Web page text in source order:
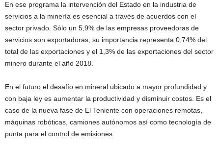
En ese programa la intervención del Estado en la industria de
servicios a la minería es esencial a través de acuerdos con el
sector privado. Sólo un 5,9% de las empresas proveedoras de
servicios son exportadoras, su importancia representa 0,74% del
total de las exportaciones y el 1,3% de las exportaciones del sector
minero durante el año 2018.
En el futuro el desafío en mineral ubicado a mayor profundidad y
con baja ley es aumentar la productividad y disminuir costos. Es el
caso de la nueva fase de El Teniente con operaciones remotas,
máquinas robóticas, camiones autónomos así como tecnología de
punta para el control de emisiones.